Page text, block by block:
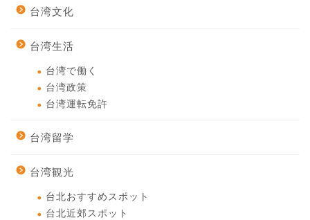
台湾文化
台湾生活
台湾で働く
台湾政策
台湾運転免許
台湾留学
台湾観光
台北おすすめスポット
台北近郊スポット